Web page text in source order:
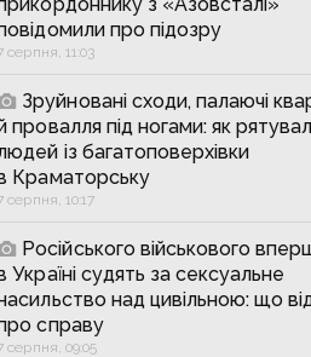
про підозру
серпня, 11:03
Зруйновані сходи, палаючі
провалля під ногами: як
із багатоповерхівки
Краматорську
серпня, 10:17
Російського військового
Україні судять за сексуальне
над цивільною: що
справу
серпня, 09:05